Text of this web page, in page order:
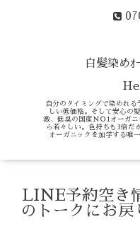
白髪染めｵ
自分のタイミングで染めれ
しい低価格。そして安心の
激、低臭の国産ＮＯ1オーガ
ら若々しい。色持ちも3倍だ
オーガニックを加学する唯
LINE予約空
のトークにお戻